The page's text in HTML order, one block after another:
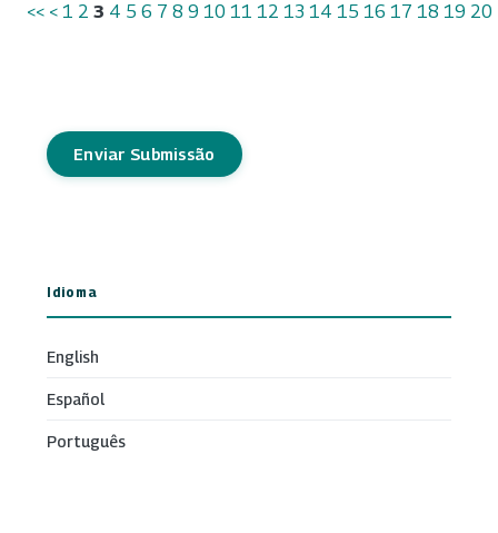
<< < 1 2 3 4 5 6 7 8 9 10 11 12 13 14 15 16 17 18 19 20
Enviar Submissão
Idioma
English
Español
Português